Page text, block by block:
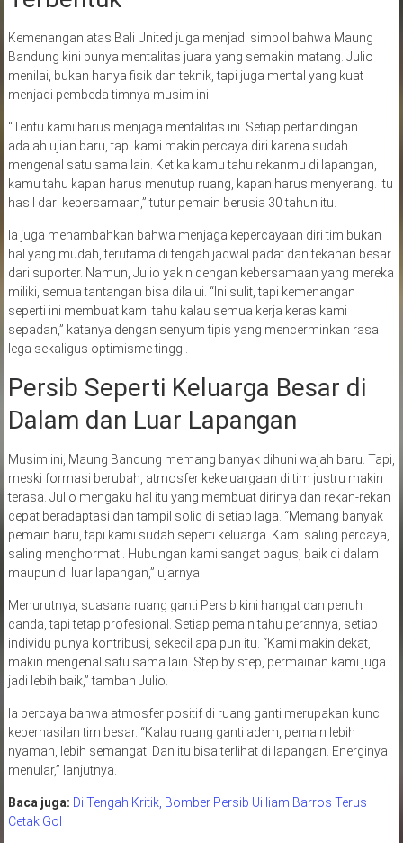
Kemenangan atas Bali United juga menjadi simbol bahwa Maung
Bandung kini punya mentalitas juara yang semakin matang. Julio
menilai, bukan hanya fisik dan teknik, tapi juga mental yang kuat
menjadi pembeda timnya musim ini.
“Tentu kami harus menjaga mentalitas ini. Setiap pertandingan
adalah ujian baru, tapi kami makin percaya diri karena sudah
mengenal satu sama lain. Ketika kamu tahu rekanmu di lapangan,
kamu tahu kapan harus menutup ruang, kapan harus menyerang. Itu
hasil dari kebersamaan,” tutur pemain berusia 30 tahun itu.
Ia juga menambahkan bahwa menjaga kepercayaan diri tim bukan
hal yang mudah, terutama di tengah jadwal padat dan tekanan besar
dari suporter. Namun, Julio yakin dengan kebersamaan yang mereka
miliki, semua tantangan bisa dilalui. “Ini sulit, tapi kemenangan
seperti ini membuat kami tahu kalau semua kerja keras kami
sepadan,” katanya dengan senyum tipis yang mencerminkan rasa
lega sekaligus optimisme tinggi.
Persib Seperti Keluarga Besar di
Dalam dan Luar Lapangan
Musim ini, Maung Bandung memang banyak dihuni wajah baru. Tapi,
meski formasi berubah, atmosfer kekeluargaan di tim justru makin
terasa. Julio mengaku hal itu yang membuat dirinya dan rekan-rekan
cepat beradaptasi dan tampil solid di setiap laga. “Memang banyak
pemain baru, tapi kami sudah seperti keluarga. Kami saling percaya,
saling menghormati. Hubungan kami sangat bagus, baik di dalam
maupun di luar lapangan,” ujarnya.
Menurutnya, suasana ruang ganti Persib kini hangat dan penuh
canda, tapi tetap profesional. Setiap pemain tahu perannya, setiap
individu punya kontribusi, sekecil apa pun itu. “Kami makin dekat,
makin mengenal satu sama lain. Step by step, permainan kami juga
jadi lebih baik,” tambah Julio.
Ia percaya bahwa atmosfer positif di ruang ganti merupakan kunci
keberhasilan tim besar. “Kalau ruang ganti adem, pemain lebih
nyaman, lebih semangat. Dan itu bisa terlihat di lapangan. Energinya
menular,” lanjutnya.
Baca juga: Di Tengah Kritik, Bomber Persib Uilliam Barros Terus
Cetak Gol